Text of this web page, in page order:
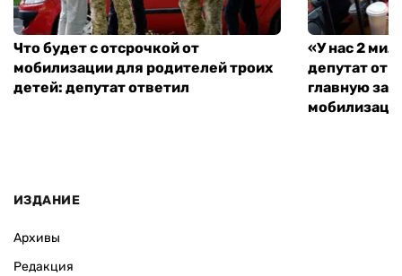
Что будет с отсрочкой от
мобилизации для родителей троих
детей: депутат ответил
«У нас 2
депутат от
главную
ИЗДАНИЕ
Архивы
Редакция